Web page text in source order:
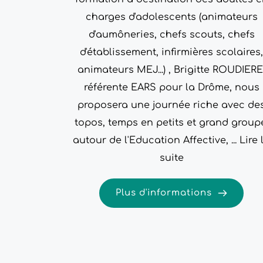
charges d'adolescents (animateurs
d'aumôneries, chefs scouts, chefs
d'établissement, infirmières scolaires,
animateurs MEJ...) , Brigitte
référente EARS pour la Drôme, nous
proposera une journée riche avec
topos, temps en petits et grand
autour de l'Education Affective, ... Lire
suite
Plus d'informations